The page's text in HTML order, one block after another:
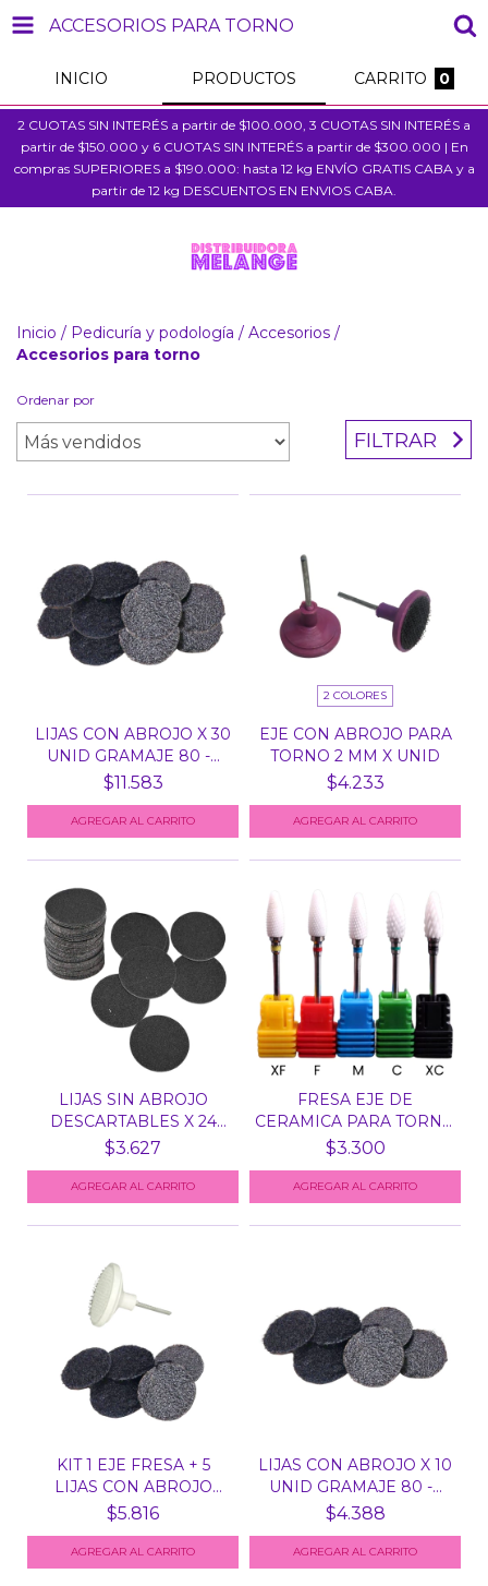
ACCESORIOS PARA TORNO
INICIO PRODUCTOS CARRITO 0
2 CUOTAS SIN INTERÉS a partir de $100.000, 3 CUOTAS SIN INTERÉS a
partir de $150.000 y 6 CUOTAS SIN INTERÉS a partir de $300.000 | En
compras SUPERIORES a $190.000: hasta 12 kg ENVÍO GRATIS CABA y a
partir de 12 kg DESCUENTOS EN ENVIOS CABA.
Inicio / Pedicuría y podología / Accesorios /
Accesorios para torno
Ordenar por
FILTRAR
LIJAS CON ABROJO X 30
UNID GRAMAJE 80 -...
$11.583
2 COLORES
EJE CON ABROJO PARA
TORNO 2 MM X UNID
$4.233
AGREGAR AL CARRITO
LIJAS SIN ABROJO
DESCARTABLES X 24
UNID...
$3.627
FRESA EJE DE
CERAMICA PARA TORNO
N° 1 -...
$3.300
AGREGAR AL CARRITO
KIT 1 EJE FRESA + 5
LIJAS CON ABROJO
GRA...
$5.816
LIJAS CON ABROJO X 10
UNID GRAMAJE 80 -...
$4.388